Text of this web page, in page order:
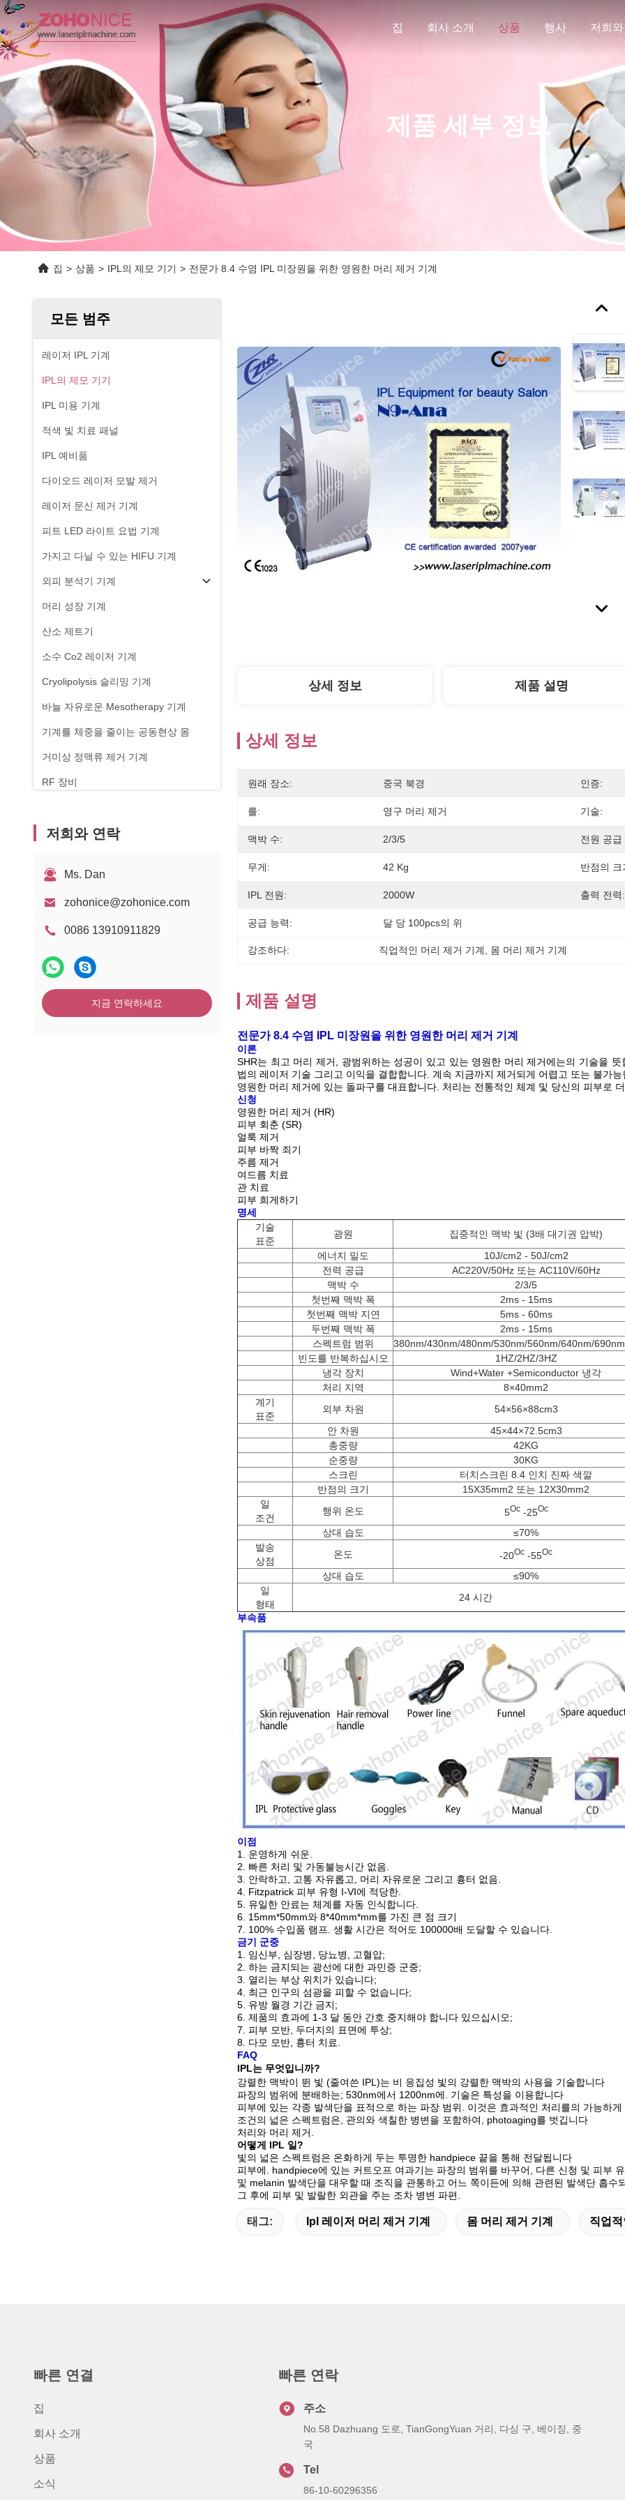
집 회사 소개 상품 행사 저희
제품 세부 정보
집 > 상품 > IPL의 제모 기기 > 전문가 8.4 수염 IPL 미장원을 위한 영원한 머리 제거 기계
모든 범주
레이저 IPL 기계
IPL의 제모 기기
IPL 미용 기계
적색 빛 치료 패널
IPL 예비품
다이오드 레이저 모발 제거
레이저 문신 제거 기계
피트 LED 라이트 요법 기계
가지고 다닐 수 있는 HIFU 기계
외피 분석기 기계
머리 성장 기계
산소 제트기
소수 Co2 레이저 기계
Cryolipolysis 슬리밍 기계
바늘 자유로운 Mesotherapy 기계
기계를 체중을 줄이는 공동현상 몸
거미상 정맥류 제거 기계
RF 장비
1470nm 다이오드 레이저
저희와 연락
Ms. Dan
zohonice@zohonice.com
0086 13910911829
지금 연락하세요
상세 정보 제품 설명
상세 정보
원래 장소: 중국 북경 인증:
를: 영구 머리 제거 기술:
맥박 수: 2/3/5 전원 공급
무게: 42 Kg 반점의 크
IPL 전원: 2000W 출력 전력:
공급 능력: 달 당 100pcs의 위
강조하다: 직업적인 머리 제거 기계 몸 머리 제거 기계
제품 설명
전문가 8.4 수염 IPL 미장원을 위한 영원한 머리 제거 기계
이론
SHR는 최고 머리 제거, 광범위하는 성공이 있고 있는 영원한 머리 제거에는의 기술을
법의 레이저 기술 그리고 이익을 결합합니다. 계속 지금까지 제거되게 어렵고 또는 불가
영원한 머리 제거에 있는 돌파구를 대표합니다. 처리는 전통적인 체계 및 당신의 피부로
신청
영원한 머리 제거 (HR)
피부 회춘 (SR)
얼룩 제거
피부 바짝 죄기
주름 제거
여드름 치료
관 치료
피부 희게하기
명세
기술
표준
광원
집중적인 맥박 빛 (3배 대기권 압박)
에너지 밀도
10J/cm2 - 50J/cm2
전력 공급
AC220V/50Hz 또는 AC110V/60Hz
맥박 수
2/3/5
첫번째 맥박 폭
2ms - 15ms
첫번째 맥박 지연
5ms - 60ms
두번째 맥박 폭
2ms - 15ms
스펙트럼 범위
380nm/430nm/480nm/530nm/560nm/640nm/
빈도를 반복하십시오
1HZ/2HZ/3HZ
냉각 장치
Wind+Water +Semiconductor 냉각
처리 지역
8×40mm2
계기
표준
외부 차원
54×56×88cm3
안 차원
45×44×72.5cm3
총중량
42KG
순중량
30KG
스크린
터치스크린 8.4 인치 진짜 색깔
반점의 크기
15X35mm2 또는 12X30mm2
일
조건
행위 온도 5Oc-25Oc
상대 습도
≤70%
발송
상점
온도 -20Oc -55Oc
상대 습도
≤90%
일
형태
24 시간
부속품
이점
1. 운영하게 쉬운.
2. 빠른 처리 및 가동불능시간 없음.
3. 안락하고, 고통 자유롭고, 머리 자유로운 그리고 흉터 없음.
4. Fitzpatrick 피부 유형 I-VI에 적당한.
5. 유일한 안료는 체계를 자동 인식합니다.
6. 15mm*50mm와 8*40mm*mm를 가진 큰 점 크기
7. 100% 수입품 램프. 생활 시간은 적어도 100000배 도달할 수 있습니다.
금기 군중
1. 임신부, 심장병, 당뇨병, 고혈압;
2. 하는 금지되는 광선에 대한 과민증 군중;
3. 열리는 부상 위치가 있습니다;
4. 최근 인구의 섬광을 피할 수 없습니다;
5. 유방 월경 기간 금지;
6. 제품의 효과에 1-3 달 동안 간호 중지해야 합니다 있으십시오;
7. 피부 모반, 두더지의 표면에 투상;
8. 다모 모반, 흉터 치료.
FAQ
IPL는 무엇입니까?
강렬한 맥박이 뛴 빛 (줄여쓴 IPL)는 비 응집성 빛의 강렬한 맥박의 사용을 기술합니다
파장의 범위에 분배하는; 530nm에서 1200nm에. 기술은 특성을 이용합니다
피부에 있는 각종 발색단을 표적으로 하는 파장 범위. 이것은 효과적인 처리를의 가능하게
조건의 넓은 스펙트럼은, 관의와 색칠한 병변을 포함하여, photoaging를 벗깁니다
처리와 머리 제거.
어떻게 IPL 일?
빛의 넓은 스펙트럼은 온화하게 두는 투명한 handpiece 끝을 통해 전달됩니다
피부에.
handpiece에 있는 커트오프 여과기는 파장의 범위를 바꾸어, 다른 신청 및 피부
및 melanin 발색단을 대우할 때 조직을 관통하고 어느 쪽이든에 의해 관련된 발색단 흡수
그 후에 피부 및 발랄한 외관을 주는 조차 병변 파편.
태그: Ipl 레이저 머리 제거 기계 몸 머리 제거 기계 직업적
빠른 연결
집
회사 소개
상품
소식
빠른 연락
주소
No.58 Dazhuang 도로, TianGongYuan 거리, 다싱 구, 베이징, 중
국
Tel
86-10-60296356